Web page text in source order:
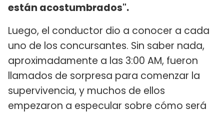
están acostumbrados".
Luego, el conductor dio a conocer a cada
uno de los concursantes. Sin saber nada,
aproximadamente a las 3:00 AM, fueron
llamados de sorpresa para comenzar la
supervivencia, y muchos de ellos
empezaron a especular sobre cómo será